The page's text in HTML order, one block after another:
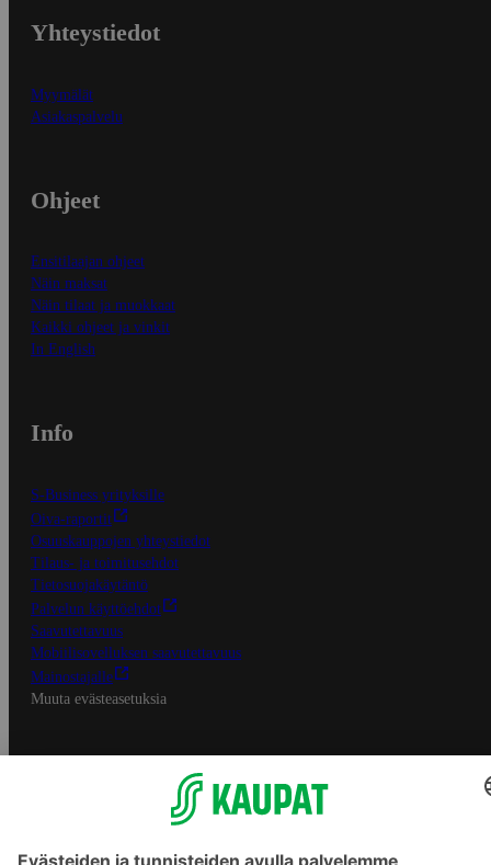
Yhteystiedot
Myymälät
Asiakaspalvelu
Ohjeet
Ensitilaajan ohjeet
Näin maksat
Näin tilaat ja muokkaat
Kaikki ohjeet ja vinkit
In English
Info
S-Business yrityksille
Oiva-raportit
Osuuskauppojen yhteystiedot
Tilaus- ja toimitusehdot
Tietosuojakäytäntö
Palvelun käyttöehdot
Saavutettavuus
Mobiilisovelluksen saavutettavuus
Mainostajalle
Muuta evästeasetuksia
S-ryhmän palvelut